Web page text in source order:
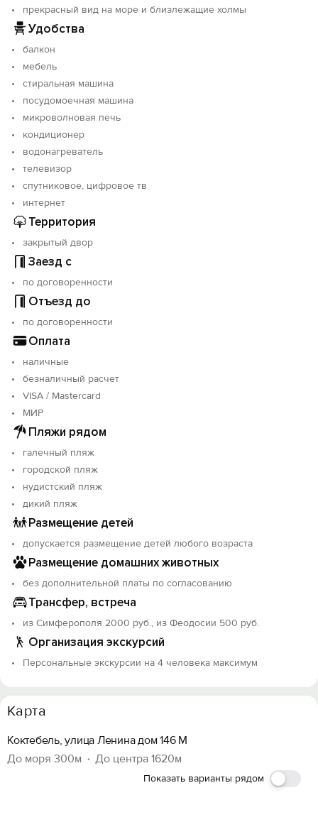
прекрасный вид на море и близлежащие холмы
Удобства
балкон
мебель
стиральная машина
посудомоечная машина
микроволновая печь
кондиционер
водонагреватель
телевизор
спутниковое, цифровое тв
интернет
Территория
закрытый двор
Заезд с
по договоренности
Отъезд до
по договоренности
Оплата
наличные
безналичный расчет
VISA / Mastercard
МИР
Пляжи рядом
галечный пляж
городской пляж
нудистский пляж
дикий пляж
Размещение детей
допускается размещение детей любого возраста
Размещение домашних животных
без дополнительной платы по согласованию
Трансфер, встреча
из Симферополя 2000 руб., из Феодосии 500 руб.
Организация экскурсий
Персональные экскурсии на 4 человека максимум
Карта
Коктебель, улица Ленина дом 146 М
До моря 300м
До центра 1620м
Показать варианты рядом